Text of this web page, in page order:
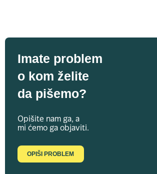
Imate problem
o kom želite
da pišemo?
Opišite nam ga, a
mi ćemo ga objaviti.
OPIŠI PROBLEM